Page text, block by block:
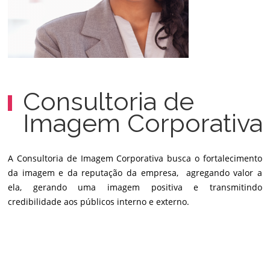
Consultoria de
Imagem Corporativa
A Consultoria de Imagem Corporativa busca o fortalecimento
da imagem e da reputação da empresa, agregando valor a
ela, gerando uma imagem positiva e transmitindo
credibilidade aos públicos interno e externo.